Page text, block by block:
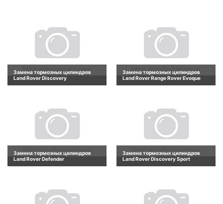
Замена тормозных цилиндров
Land Rover Discovery
Замена тормозных цилиндров
Land Rover Range Rover Evoque
Замена тормозных цилиндров
Land Rover Defender
Замена тормозных цилиндров
Land Rover Discovery Sport